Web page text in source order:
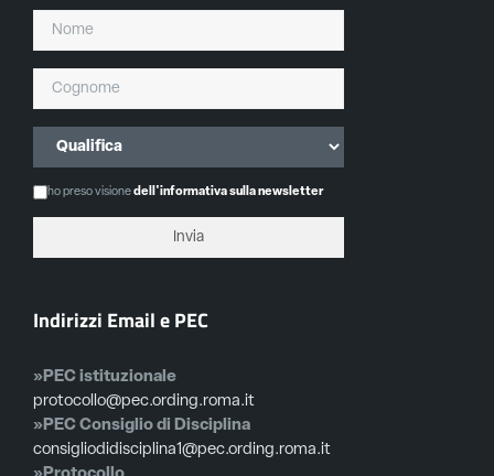
ho preso visionedell'informativa sulla newsletter
Indirizzi Email e PEC
»PEC istituzionale
protocollo@pec.ording.roma.it
»PEC Consiglio di Disciplina
consigliodidisciplina1@pec.ording.roma.it